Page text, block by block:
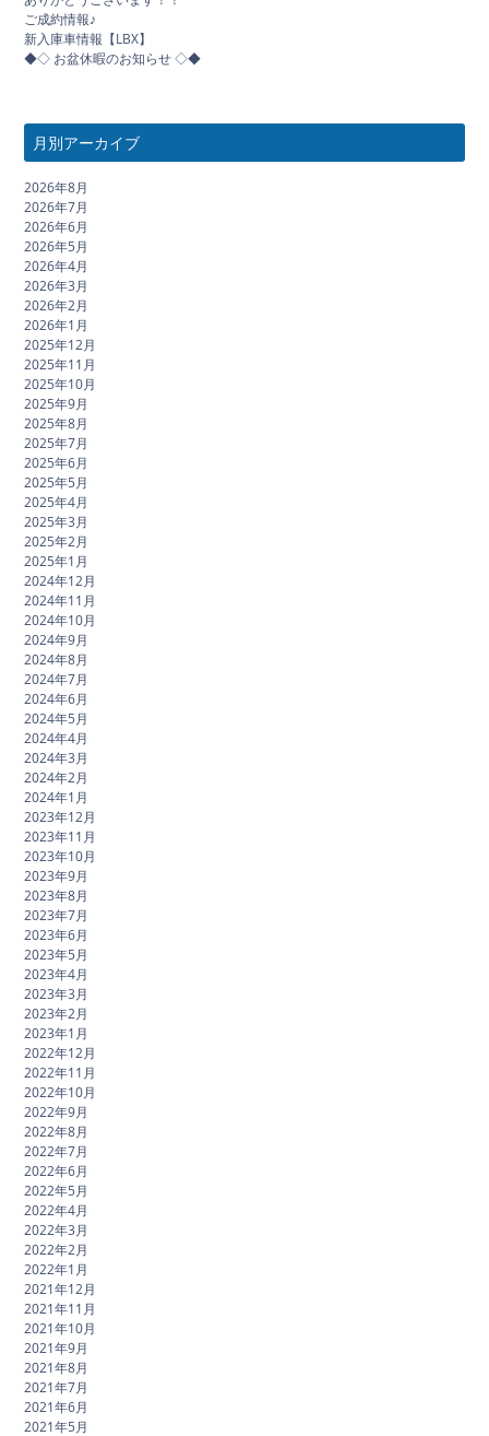
ご成約情報♪
新入庫車情報【LBX】
◆◇ お盆休暇のお知らせ ◇◆
月別アーカイブ
2026年8月
2026年7月
2026年6月
2026年5月
2026年4月
2026年3月
2026年2月
2026年1月
2025年12月
2025年11月
2025年10月
2025年9月
2025年8月
2025年7月
2025年6月
2025年5月
2025年4月
2025年3月
2025年2月
2025年1月
2024年12月
2024年11月
2024年10月
2024年9月
2024年8月
2024年7月
2024年6月
2024年5月
2024年4月
2024年3月
2024年2月
2024年1月
2023年12月
2023年11月
2023年10月
2023年9月
2023年8月
2023年7月
2023年6月
2023年5月
2023年4月
2023年3月
2023年2月
2023年1月
2022年12月
2022年11月
2022年10月
2022年9月
2022年8月
2022年7月
2022年6月
2022年5月
2022年4月
2022年3月
2022年2月
2022年1月
2021年12月
2021年11月
2021年10月
2021年9月
2021年8月
2021年7月
2021年6月
2021年5月